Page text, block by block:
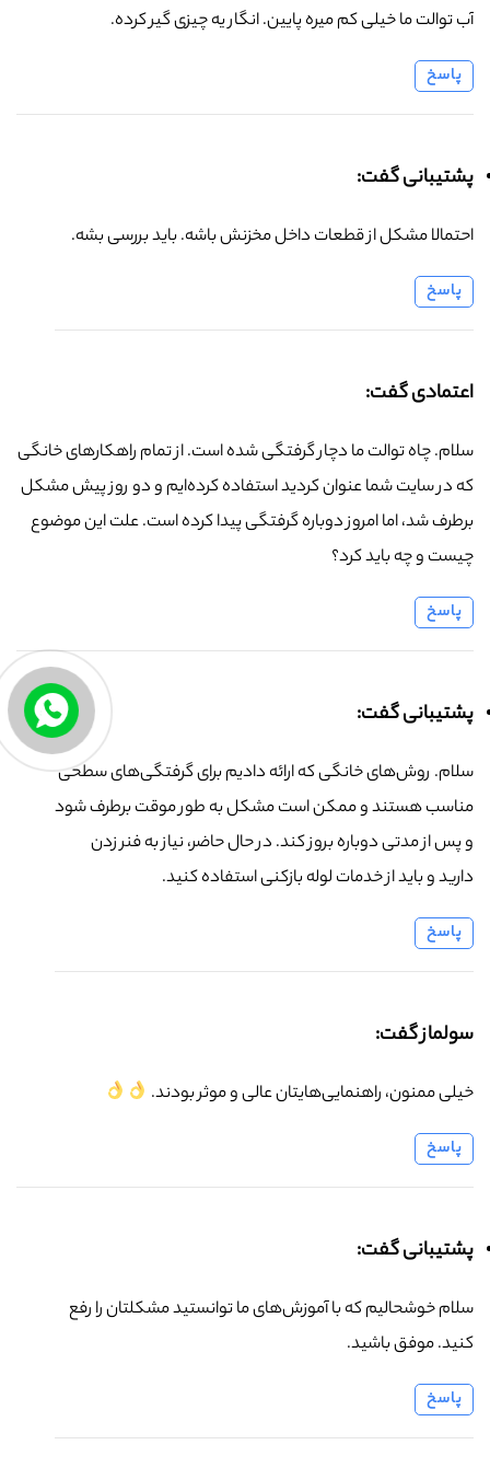
آب توالت ما خیلی کم میره پایین. انگار یه چیزی گیر کرده.
پاسخ
پشتیبانی گفت:
احتمالا مشکل از قطعات داخل مخزنش باشه. باید بررسی بشه.
پاسخ
اعتمادی گفت:
سلام. چاه توالت ما دچار گرفتگی شده است. از تمام راهکارهای خانگی
که در سایت شما عنوان کردید استفاده کرده‌ایم و دو روز پیش مشکل
برطرف شد، اما امروز دوباره گرفتگی پیدا کرده است. علت این موضوع
چیست و چه باید کرد؟
پاسخ
پشتیبانی گفت:
سلام. روش‌های خانگی که ارائه دادیم برای گرفتگی‌های سطحی
مناسب هستند و ممکن است مشکل به طور موقت برطرف شود
و پس از مدتی دوباره بروز کند. در حال حاضر، نیاز به فنر زدن
دارید و باید از خدمات لوله بازکنی استفاده کنید.
پاسخ
سولماز گفت:
خیلی ممنون، راهنمایی‌هایتان عالی و موثر بودند.
پاسخ
پشتیبانی گفت:
سلام خوشحالیم که با آموزش‌های ما توانستید مشکلتان را رفع
کنید. موفق باشید.
پاسخ